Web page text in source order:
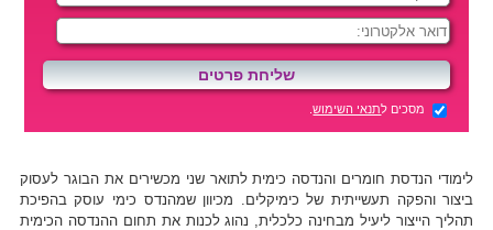
מסכים לתנאי השימוש.
לימודי הנדסת חומרים והנדסה כימית לתואר שני מכשירים את הבוגר לעסוק
ביצור והפקה תעשייתית של כימיקלים. מכיוון שמהנדס כימי עוסק בהפיכת
תהליך הייצור ליעיל מבחינה כלכלית, נהוג לכנות את תחום ההנדסה הכימית